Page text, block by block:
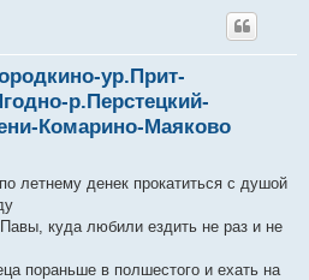
ур.Прит-
р.Перстецкий-
Комарино-Маяково
летнему денек прокатиться с душой
куда любили ездить не раз и не
пораньше в полшестого и ехать на